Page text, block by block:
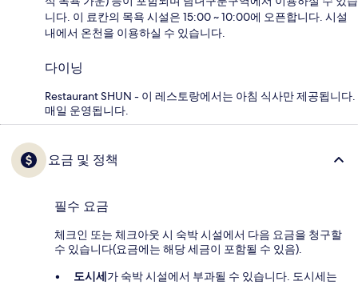
니다. 이 료칸의 목욕 시설은 15:00 ~ 10:00에 오픈합니다. 시설
내에서 온천을 이용하실 수 있습니다.
다이닝
Restaurant SHUN - 이 레스토랑에서는 아침 식사만 제공됩니다.
매일 운영됩니다.
요금 및 정책
필수 요금
체크인 또는 체크아웃 시 숙박 시설에서 다음 요금을 청구할
수 있습니다(요금에는 해당 세금이 포함될 수 있음).
도시세가 숙박 시설에서 부과될 수 있습니다. 도시세는